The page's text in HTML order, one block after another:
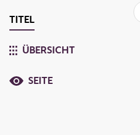
TITEL
ÜBERSICHT
SEITE